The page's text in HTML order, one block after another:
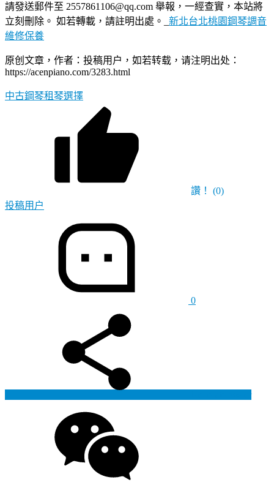
請發送郵件至 2557861106@qq.com 舉報，一經查實，本站將
立刻刪除。 如若轉載，請註明出處。_ 新北台北桃園鋼琴調音
維修保養
原创文章，作者：投稿用户，如若转载，请注明出处：
https://acenpiano.com/3283.html
中古鋼琴租琴選擇
讚！ (0)
投稿用户
0